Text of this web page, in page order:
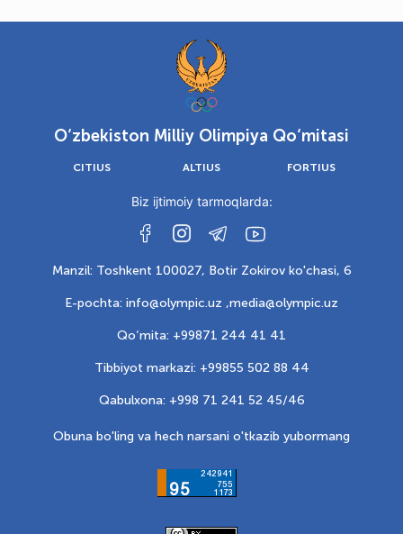
O‘zbekiston Milliy Olimpiya Qo‘mitasi
CITIUS ALTIUS FORTIUS
Biz ijtimoiy tarmoqlarda:
Manzil: Toshkent 100027, Botir Zokirov ko'chasi, 6
E-pochta: info@olympic.uz ,media@olympic.uz
Qo‘mita: +99871 244 41 41
Tibbiyot markazi: +99855 502 88 44
Qabulxona: +998 71 241 52 45/46
Obuna bo'ling va hech narsani o'tkazib yubormang